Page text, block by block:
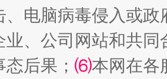
成刚被判无期 从幼
、电脑病毒侵入或
业、公司网站和共
后果； ⑹本网在各